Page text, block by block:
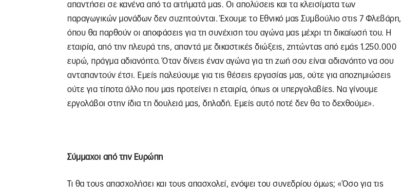
απαντήσει σε κανένα από τα αιτήματά μας. Οι απολύσεις και τα κλεισίματα των
παραγωγικών μονάδων δεν συζητούνται. Έχουμε το Εθνικό μας Συμβούλιο στις 7 Φλεβάρη,
όπου θα παρθούν οι αποφάσεις για τη συνέχιση του αγώνα μας μέχρι τη δικαίωσή του. Η
εταιρία, από την πλευρά της, απαντά με δικαστικές διώξεις, ζητώντας από εμάς 1.250.000
ευρώ, πράγμα αδιανόητο. Όταν δίνεις έναν αγώνα για τη ζωή σου είναι αδιανόητο να σου
ανταπαντούν έτσι. Εμείς παλεύουμε για τις θέσεις εργασίας μας, ούτε για αποζημιώσεις
ούτε για τίποτα άλλο που μας προτείνει η εταιρία, όπως οι υπεργολαβίες. Να γίνουμε
εργολάβοι στην ίδια τη δουλειά μας, δηλαδή. Εμείς αυτό ποτέ δεν θα το δεχθούμε».
Σύμμαχοι από την Ευρώπη
Τι θα τους απασχολήσει και τους απασχολεί, ενόψει του συνεδρίου όμως; «Όσο για τις